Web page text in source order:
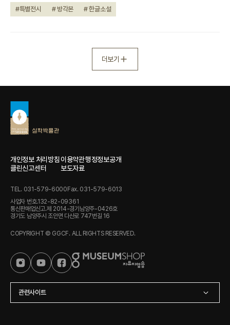
#특별전시 # 방각본 # 한글소설
더보기
개인정보 처리방침 이용약관행정정보공개
클린신고센터
보도자료
TEL. 031-579-6000 Fax. 031-579-6013
사업자 번호.132-82-09361
통신판매업신고.제 2014-경기남양주-0426호
경기도 남양주시 조안면 다산로 747번길 16
COPYRIGHT © GGCF. ALL RIGHTS RESERVED.
관련사이트